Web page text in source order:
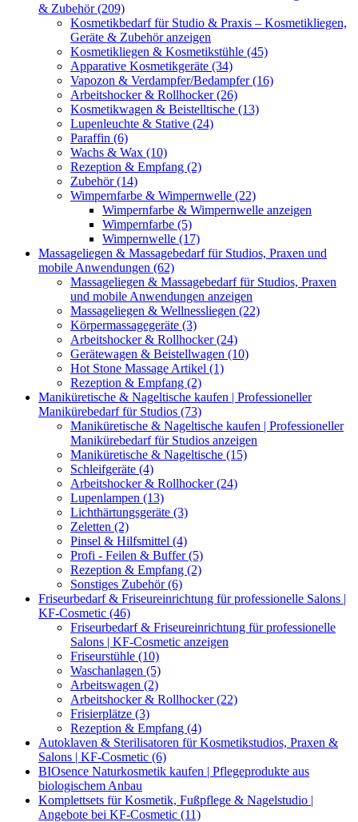
& Zubehör (209)
Kosmetikbedarf für Studio & Praxis – Kosmetikliegen,
Geräte & Zubehör anzeigen
Kosmetikliegen & Kosmetikstühle (45)
Apparative Kosmetikgeräte (34)
Vapozon & Verdampfer/Bedampfer (16)
Arbeitshocker & Rollhocker (26)
Kosmetikwagen & Beistelltische (13)
Lupenleuchte & Stative (24)
Paraffin (6)
Wachs & Wax (10)
Rezeption & Empfang (2)
Zubehör (14)
Wimpernfarbe & Wimpernwelle (22)
Wimpernfarbe & Wimpernwelle anzeigen
Wimpernfarbe (5)
Wimpernwelle (17)
Massageliegen & Massagebedarf für Studios, Praxen und
mobile Anwendungen (62)
Massageliegen & Massagebedarf für Studios, Praxen
und mobile Anwendungen anzeigen
Massageliegen & Wellnessliegen (22)
Körpermassagegeräte (3)
Arbeitshocker & Rollhocker (24)
Gerätewagen & Beistellwagen (10)
Hot Stone Massage Artikel (1)
Rezeption & Empfang (2)
Maniküretische & Nageltische kaufen | Professioneller
Manikürebedarf für Studios (73)
Maniküretische & Nageltische kaufen | Professioneller
Manikürebedarf für Studios anzeigen
Maniküretische & Nageltische (15)
Schleifgeräte (4)
Arbeitshocker & Rollhocker (24)
Lupenlampen (13)
Lichthärtungsgeräte (3)
Zeletten (2)
Pinsel & Hilfsmittel (4)
Profi - Feilen & Buffer (5)
Rezeption & Empfang (2)
Sonstiges Zubehör (6)
Friseurbedarf & Friseureinrichtung für professionelle Salons |
KF-Cosmetic (46)
Friseurbedarf & Friseureinrichtung für professionelle
Salons | KF-Cosmetic anzeigen
Friseurstühle (10)
Waschanlagen (5)
Arbeitswagen (2)
Arbeitshocker & Rollhocker (22)
Frisierplätze (3)
Rezeption & Empfang (4)
Autoklaven & Sterilisatoren für Kosmetikstudios, Praxen &
Salons | KF-Cosmetic (6)
BIOsence Naturkosmetik kaufen | Pflegeprodukte aus
biologischem Anbau
Komplettsets für Kosmetik, Fußpflege & Nagelstudio |
Angebote bei KF-Cosmetic (11)